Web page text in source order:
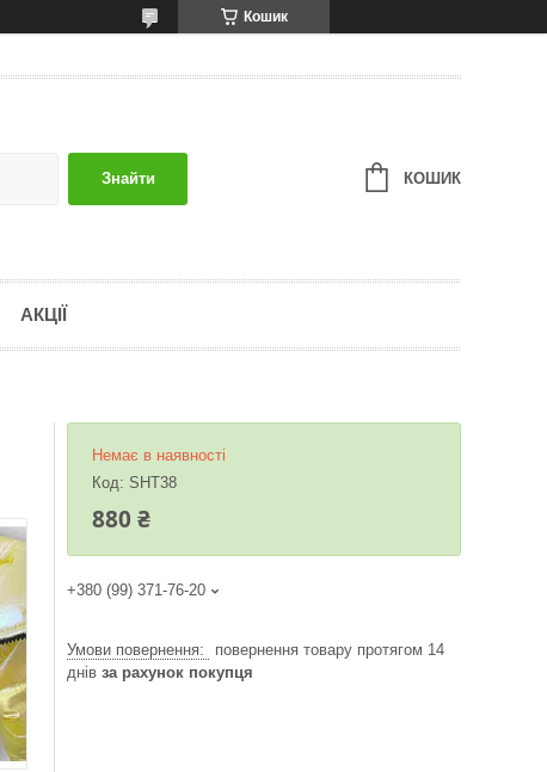
Кошик
Знайти КОШИК
АКЦІЇ
Немає в наявності
Код: SHT38
880 ₴
+380 (99) 371-76-20
повернення товару протягом 14
днів за рахунок покупця